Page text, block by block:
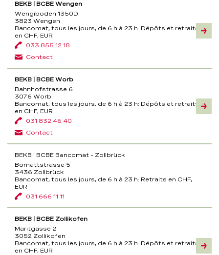
BEKB | BCBE Wengen
Wengiboden 1350D
3823 Wengen
Bancomat, tous les jours, de 6 h à 23 h: Dépôts et retraits
en CHF, EUR
033 855 12 18
Contact
BEKB | BCBE Worb
Bahnhofstrasse 6
3076 Worb
Bancomat, tous les jours, de 6 h à 23 h: Dépôts et retraits
en CHF, EUR
031 832 46 40
Contact
BEKB | BCBE Bancomat - Zollbrück
Bomattstrasse 5
3436 Zollbrück
Bancomat, tous les jours, de 6 h à 23 h: Retraits en CHF,
EUR
031 666 11 11
BEKB | BCBE Zollikofen
Märitgasse 2
3052 Zollikofen
Bancomat, tous les jours, de 6 h à 23 h: Dépôts et retraits
en CHF, EUR